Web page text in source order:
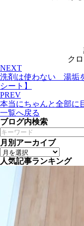
ク
NEXT
洗剤は使わない 湯垢
シート】
PREV
本当にちゃんと全部に
一覧へ戻る
ブログ内検索
月別アーカイブ
人気記事ランキング